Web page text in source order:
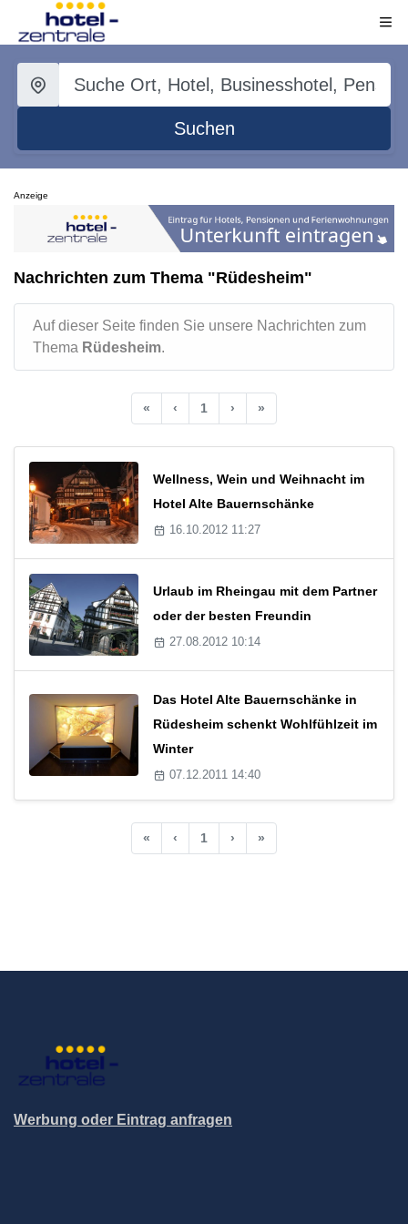
Suchen
Anzeige
Nachrichten zum Thema "Rüdesheim"
Auf dieser Seite finden Sie unsere Nachrichten zum
Thema Rüdesheim.
« ‹ 1 › »
Wellness, Wein und Weihnacht im
Hotel Alte Bauernschänke
16.10.2012 11:27
Urlaub im Rheingau mit dem Partner
oder der besten Freundin
27.08.2012 10:14
Das Hotel Alte Bauernschänke in
Rüdesheim schenkt Wohlfühlzeit im
Winter
07.12.2011 14:40
« ‹ 1 › »
Werbung oder Eintrag anfragen